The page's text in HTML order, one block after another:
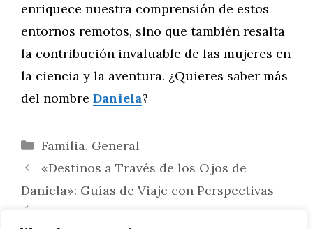
enriquece nuestra comprensión de estos
entornos remotos, sino que también resalta
la contribución invaluable de las mujeres en
la ciencia y la aventura. ¿Quieres saber más
del nombre Daniela?
Categorías
Familia, General
«Destinos a Través de los Ojos de
Daniela»: Guías de Viaje con Perspectivas
Únicas